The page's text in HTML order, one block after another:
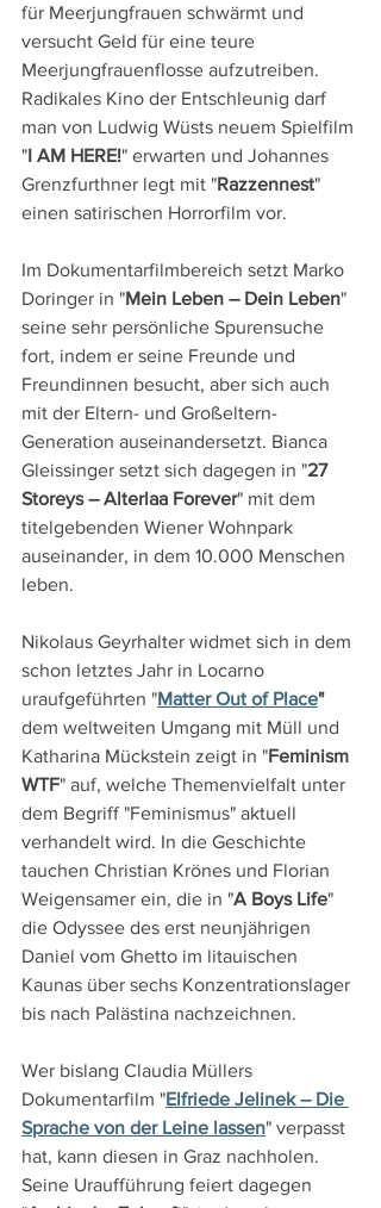
für Meerjungfrauen schwärmt und
versucht Geld für eine teure
Meerjungfrauenflosse aufzutreiben.
Radikales Kino der Entschleunig darf
man von Ludwig Wüsts neuem Spielfilm
"I AM HERE!" erwarten und Johannes
Grenzfurthner legt mit "Razzennest"
einen satirischen Horrorfilm vor.
Im Dokumentarfilmbereich setzt Marko
Doringer in "Mein Leben – Dein Leben"
seine sehr persönliche Spurensuche
fort, indem er seine Freunde und
Freundinnen besucht, aber sich auch
mit der Eltern- und Großeltern-
Generation auseinandersetzt. Bianca
Gleissinger setzt sich dagegen in "27
Storeys – Alterlaa Forever" mit dem
titelgebenden Wiener Wohnpark
auseinander, in dem 10.000 Menschen
leben.
Nikolaus Geyrhalter widmet sich in dem
schon letztes Jahr in Locarno
uraufgeführten "Matter Out of Place"
dem weltweiten Umgang mit Müll und
Katharina Mückstein zeigt in "Feminism
WTF" auf, welche Themenvielfalt unter
dem Begriff "Feminismus" aktuell
verhandelt wird. In die Geschichte
tauchen Christian Krönes und Florian
Weigensamer ein, die in "A Boys Life"
die Odyssee des erst neunjährigen
Daniel vom Ghetto im litauischen
Kaunas über sechs Konzentrationslager
bis nach Palästina nachzeichnen.
Wer bislang Claudia Müllers
Dokumentarfilm "Elfriede Jelinek – Die
Sprache von der Leine lassen" verpasst
hat, kann diesen in Graz nachholen.
Seine Uraufführung feiert dagegen